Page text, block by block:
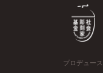
プロデュース